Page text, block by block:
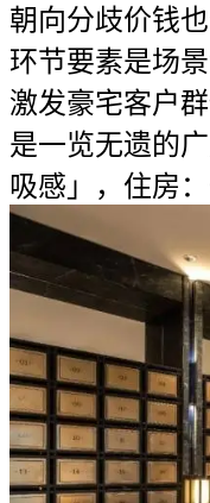
朝向分歧价钱
环节要素是场
激发豪宅客户
是一览无遗的
吸感」，住房